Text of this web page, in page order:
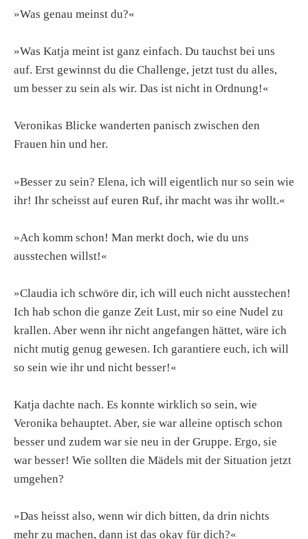
»Was genau meinst du?«
»Was Katja meint ist ganz einfach. Du tauchst bei uns
auf. Erst gewinnst du die Challenge, jetzt tust du alles,
um besser zu sein als wir. Das ist nicht in Ordnung!«
Veronikas Blicke wanderten panisch zwischen den
Frauen hin und her.
»Besser zu sein? Elena, ich will eigentlich nur so sein wie
ihr! Ihr scheisst auf euren Ruf, ihr macht was ihr wollt.«
»Ach komm schon! Man merkt doch, wie du uns
ausstechen willst!«
»Claudia ich schwöre dir, ich will euch nicht ausstechen!
Ich hab schon die ganze Zeit Lust, mir so eine Nudel zu
krallen. Aber wenn ihr nicht angefangen hättet, wäre ich
nicht mutig genug gewesen. Ich garantiere euch, ich will
so sein wie ihr und nicht besser!«
Katja dachte nach. Es konnte wirklich so sein, wie
Veronika behauptet. Aber, sie war alleine optisch schon
besser und zudem war sie neu in der Gruppe. Ergo, sie
war besser! Wie sollten die Mädels mit der Situation jetzt
umgehen?
»Das heisst also, wenn wir dich bitten, da drin nichts
mehr zu machen, dann ist das okay für dich?«